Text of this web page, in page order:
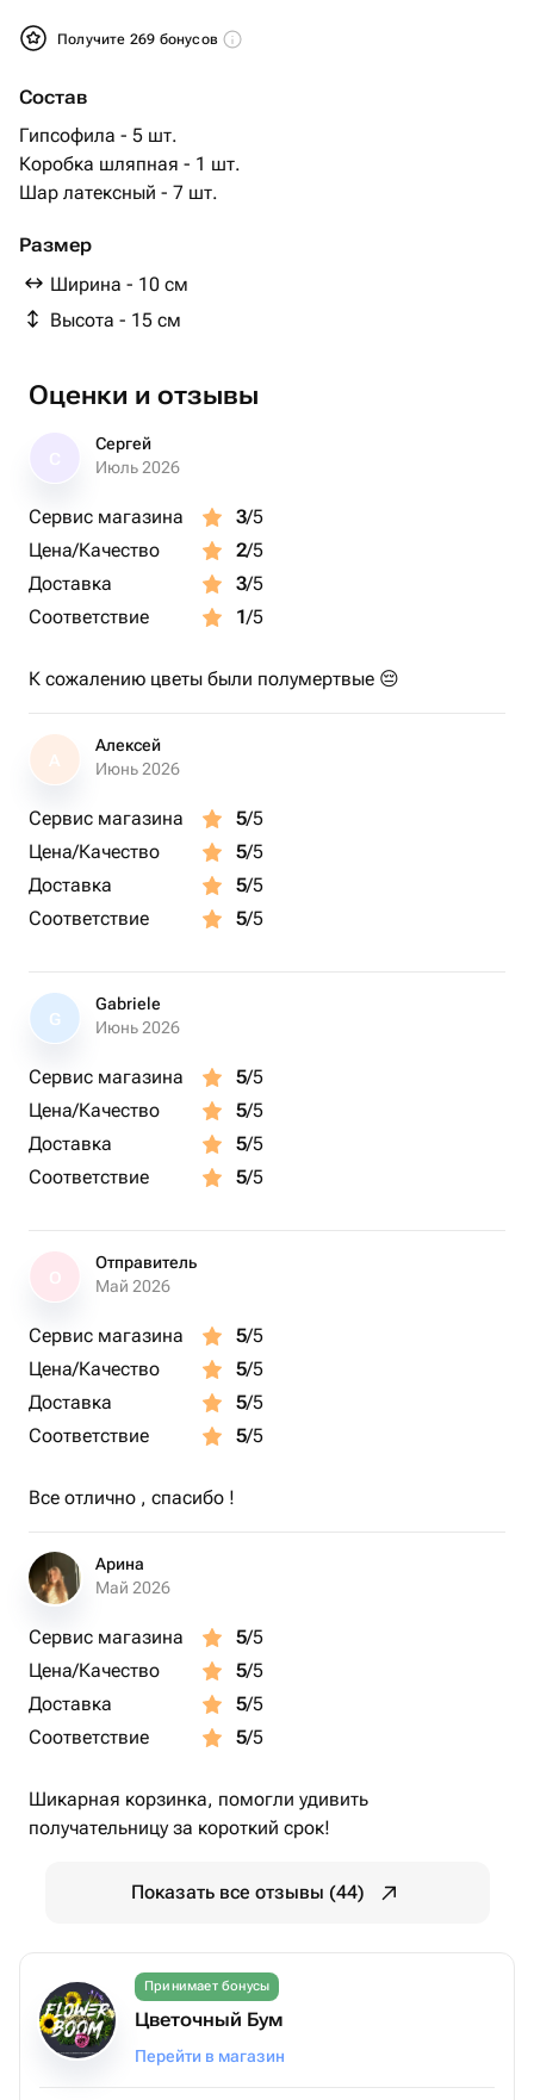
Получите 269 бонусов
Состав
Гипсофила - 5 шт.
Коробка шляпная - 1 шт.
Шар латексный - 7 шт.
Размер
Ширина - 10 см
Высота - 15 см
Оценки и отзывы
Сергей
Июль 2026
Сервис магазина 3/5
Цена/Качество
2/5
Доставка
3/5
Соответствие
1/5
К сожалению цветы были полумертвые 😔
А
Алексей
Июнь 2026
Сервис магазина 5/5
Цена/Качество
5/5
Доставка
5/5
Соответствие
5/5
G
Gabriele
Июнь 2026
Сервис магазина 5/5
Цена/Качество
5/5
Доставка
5/5
Соответствие
5/5
Отправитель
Май 2026
Сервис магазина 5/5
Цена/Качество
5/5
Доставка
5/5
Соответствие
5/5
Все отлично , спасибо !
Арина
Май 2026
Сервис магазина 5/5
Цена/Качество
5/5
Доставка
5/5
Соответствие
5/5
Шикарная корзинка, помогли удивить
получательницу за короткий срок!
Показать все отзывы (44)
Принимает бонусы
Цветочный Бум
Перейти в магазин